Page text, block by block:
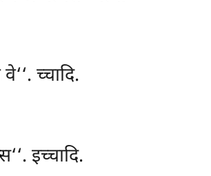
च्चादि.
इच्चादि.